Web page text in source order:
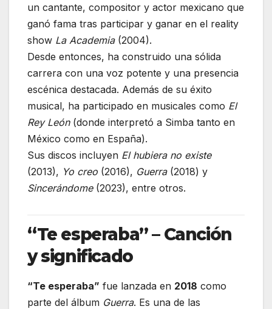
un cantante, compositor y actor mexicano que
ganó fama tras participar y ganar en el reality
show La Academia(2004).
Desde entonces, ha construido una sólida
carrera con una voz potente y una presencia
escénica destacada. Además de su éxito
musical, ha participado en musicales como El
Rey León(donde interpretó a Simba tanto en
México como en España).
Sus discos incluyen El hubiera no existe
(2013), Yo creo (2016), Guerra(2018) y
Sincerándome(2023), entre otros.
“Te esperaba” – Canción
y significado
“Te esperaba” fue lanzada en 2018 como
parte del álbum Guerra. Es una de las